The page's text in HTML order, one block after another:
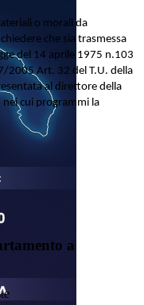
o morali da
che sia trasmessa
del 14 aprile 1975 n.103
2005 Art. 32 del T.U. della
al direttore della
cui programmi la
a